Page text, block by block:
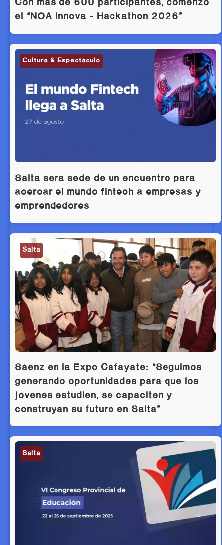
Con más de 600 participantes, comenzó
el “NOA Innova – Hackathon 2026”
Cultura & Espectáculo
Salta será sede de un encuentro para
acercar el mundo fintech a empresas y
emprendedores
Salta
Sáenz en la Expo Cafayate: “Seguimos
generando oportunidades para que los
jóvenes estudien, se capaciten y
construyan su futuro en Salta”
Salta